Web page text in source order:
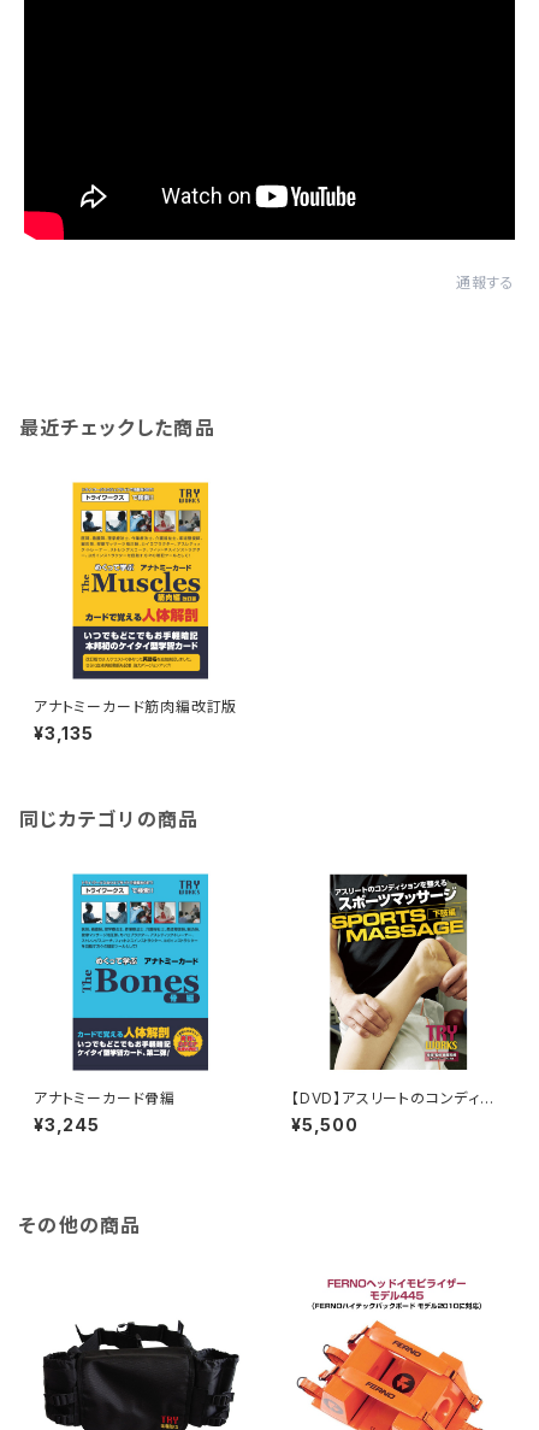
通報する
最近チェックした商品
アナトミーカード筋肉編改訂版
¥3,135
同じカテゴリの商品
アナトミーカード骨編
¥3,245
【DVD】アスリートのコンディシ
ョンを整える スポーツマッサー
ジ下肢編
¥5,500
その他の商品